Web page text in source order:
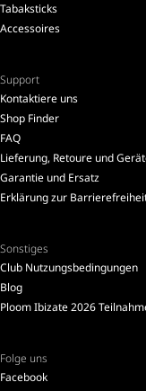
Tabaksticks
Accessoires
Support
Kontaktiere uns
Shop Finder
FAQ
Lieferung, Retoure und
Garantie und Ersatz
Erklärung zur
Sonstiges
Club Nutzungsbedingungen
Blog
Ploom Ibizate 2026
Folge uns
Facebook